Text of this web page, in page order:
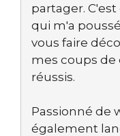
partager.
qui m'a
vous faire
mes coups
réussis.
Passionné de
également